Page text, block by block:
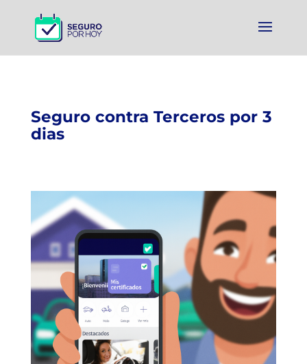
Seguro contra Terceros por 3
dias